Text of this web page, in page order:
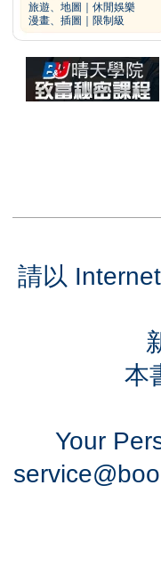
旅遊、地圖
休閒娛樂
漫畫、插圖
限制級
請以
本
Your